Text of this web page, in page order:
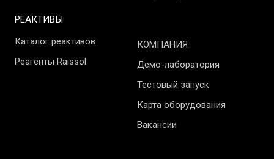
РЕАКТИВЫ
Каталог реактивов
Реагенты Raissol
КОМПАНИЯ
Демо-лаборатория
Тестовый запуск
Карта оборудования
Вакансии